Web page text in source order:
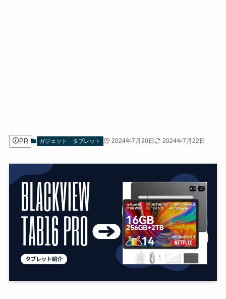
PR ガジェット タブレット 2024年7月20日 2024年7月22日